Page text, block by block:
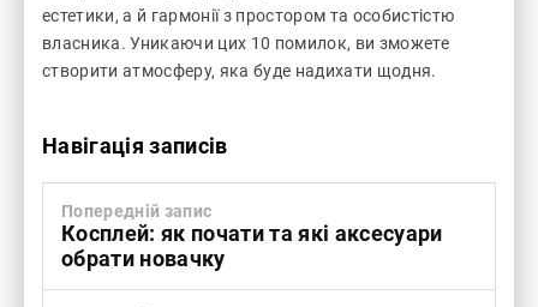
естетики, а й гармонії з простором та особистістю
власника. Уникаючи цих 10 помилок, ви зможете
створити атмосферу, яка буде надихати щодня.
Навігація записів
Попередній запис
Косплей: як почати та які аксесуари
обрати новачку